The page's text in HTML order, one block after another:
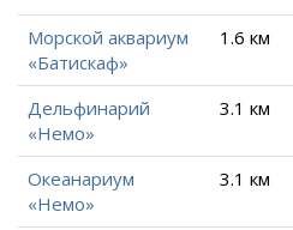
Морской аквариум
«Батискаф»
1.6 км
Дельфинарий
«Немо»
3.1 км
Океанариум
«Немо»
3.1 км